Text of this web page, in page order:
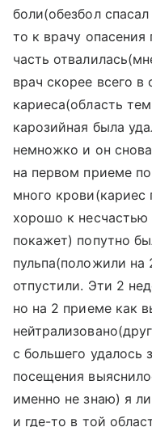
боли(обезбол
то к врачу
часть
врач скорее всего в
кариеса(область
карозийная была
немножко и он
на первом приеме
много крови(кариес
хорошо к несчастью
покажет) попутно
пульпа(положили на
отпустили. Эти 2
но на 2 приеме как
с большего удалось
посещения
именно не знаю) я
и где-то в той